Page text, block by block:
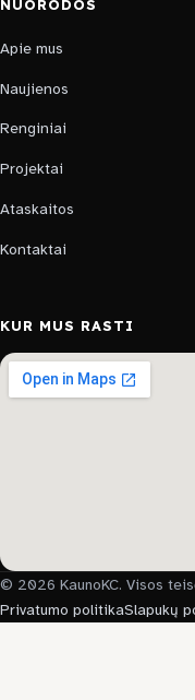
NUORODOS
Apie mus
Naujienos
Renginiai
Projektai
Ataskaitos
Kontaktai
KUR MUS RASTI
© 2026 KaunoKC. Visos
Privatumo politikaSlapukų